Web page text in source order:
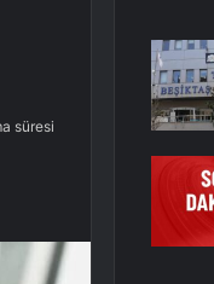
süresi